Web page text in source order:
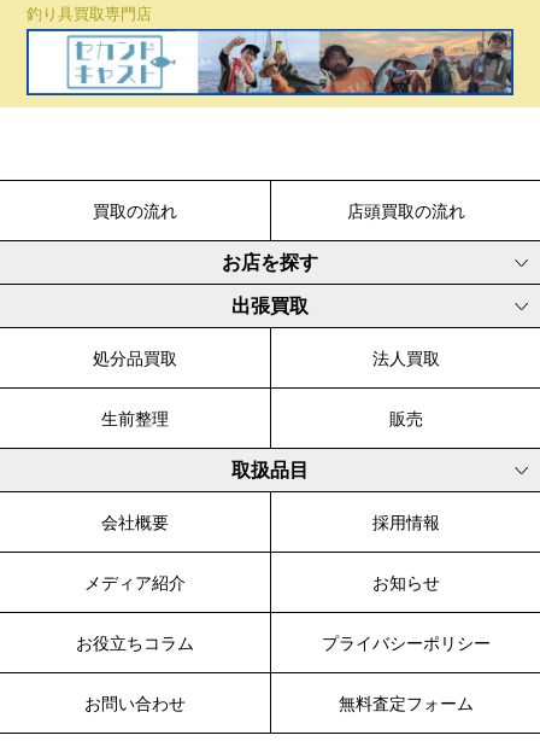
釣り具買取専門店
買取の流れ 店頭買取の流れ
お店を探す
出張買取
処分品買取 法人買取
生前整理 販売
取扱品目
会社概要 採用情報
メディア紹介 お知らせ
お役立ちコラム プライバシーポリシー
お問い合わせ 無料査定フォーム